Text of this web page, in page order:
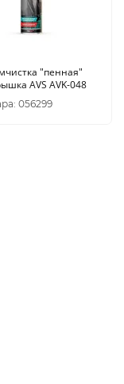
"пенная"
AVS AVK-048
056299